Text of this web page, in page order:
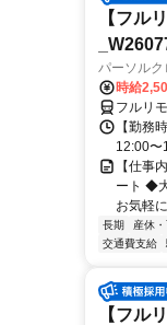
【フル
パーソルク
時給
フルリ
【勤務
12:00〜
【仕事
ート ◆
お気軽
長期 産休
交通費支給
【フル